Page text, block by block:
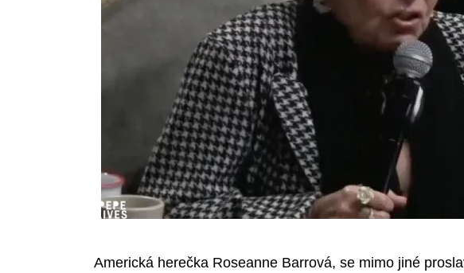
Americká herečka Roseanne Barrová, se mimo jiné